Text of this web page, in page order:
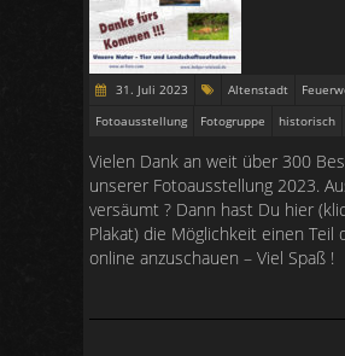
31. Juli 2023 Altenstadt
Fotoausstellung
Fotogruppe historisch
Vielen Dank an weit über 300
unserer Fotoausstellung 2023.
versäumt ? Dann hast Du hier
Plakat) die Möglichkeit einen Teil
online anzuschauen – Viel Spaß !